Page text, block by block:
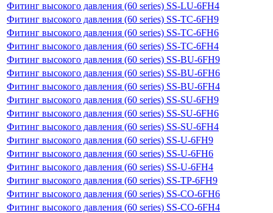
Фитинг высокого давления (60 series) SS-LU-6FH4
Фитинг высокого давления (60 series) SS-TC-6FH9
Фитинг высокого давления (60 series) SS-TC-6FH6
Фитинг высокого давления (60 series) SS-TC-6FH4
Фитинг высокого давления (60 series) SS-BU-6FH9
Фитинг высокого давления (60 series) SS-BU-6FH6
Фитинг высокого давления (60 series) SS-BU-6FH4
Фитинг высокого давления (60 series) SS-SU-6FH9
Фитинг высокого давления (60 series) SS-SU-6FH6
Фитинг высокого давления (60 series) SS-SU-6FH4
Фитинг высокого давления (60 series) SS-U-6FH9
Фитинг высокого давления (60 series) SS-U-6FH6
Фитинг высокого давления (60 series) SS-U-6FH4
Фитинг высокого давления (60 series) SS-TP-6FH9
Фитинг высокого давления (60 series) SS-CO-6FH6
Фитинг высокого давления (60 series) SS-CO-6FH4